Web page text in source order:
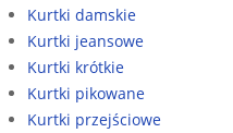
Kurtki damskie
Kurtki jeansowe
Kurtki krótkie
Kurtki pikowane
Kurtki przejściowe